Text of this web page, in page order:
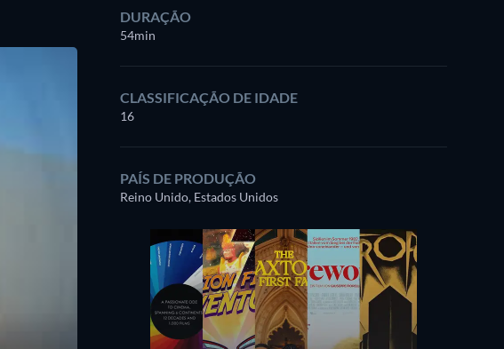
DURAÇÃO
54min
CLASSIFICAÇÃO DE IDADE
16
PAÍS DE PRODUÇÃO
Reino Unido, Estados Unidos